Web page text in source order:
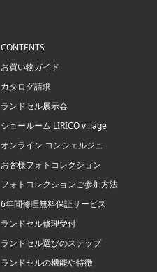
CONTENTS
お買い物ガイド
カタログ請求
ランドセル展示会
ショールーム LIRICO village
オンライン コンシェルジュ
お客様フォトコレクション
フォトコレクションご参加方法
6年間修理無料保証サービス
ランドセル修理受付
ランドセル選びのステップ
ランドセルの機能や特徴